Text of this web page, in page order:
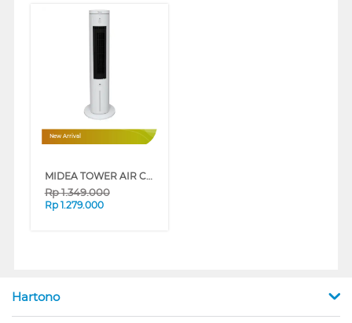
New Arrival
MIDEA TOWER AIR COOLER MAC401R0BPW
Rp1.349.000
Rp 1.279.000
Hartono